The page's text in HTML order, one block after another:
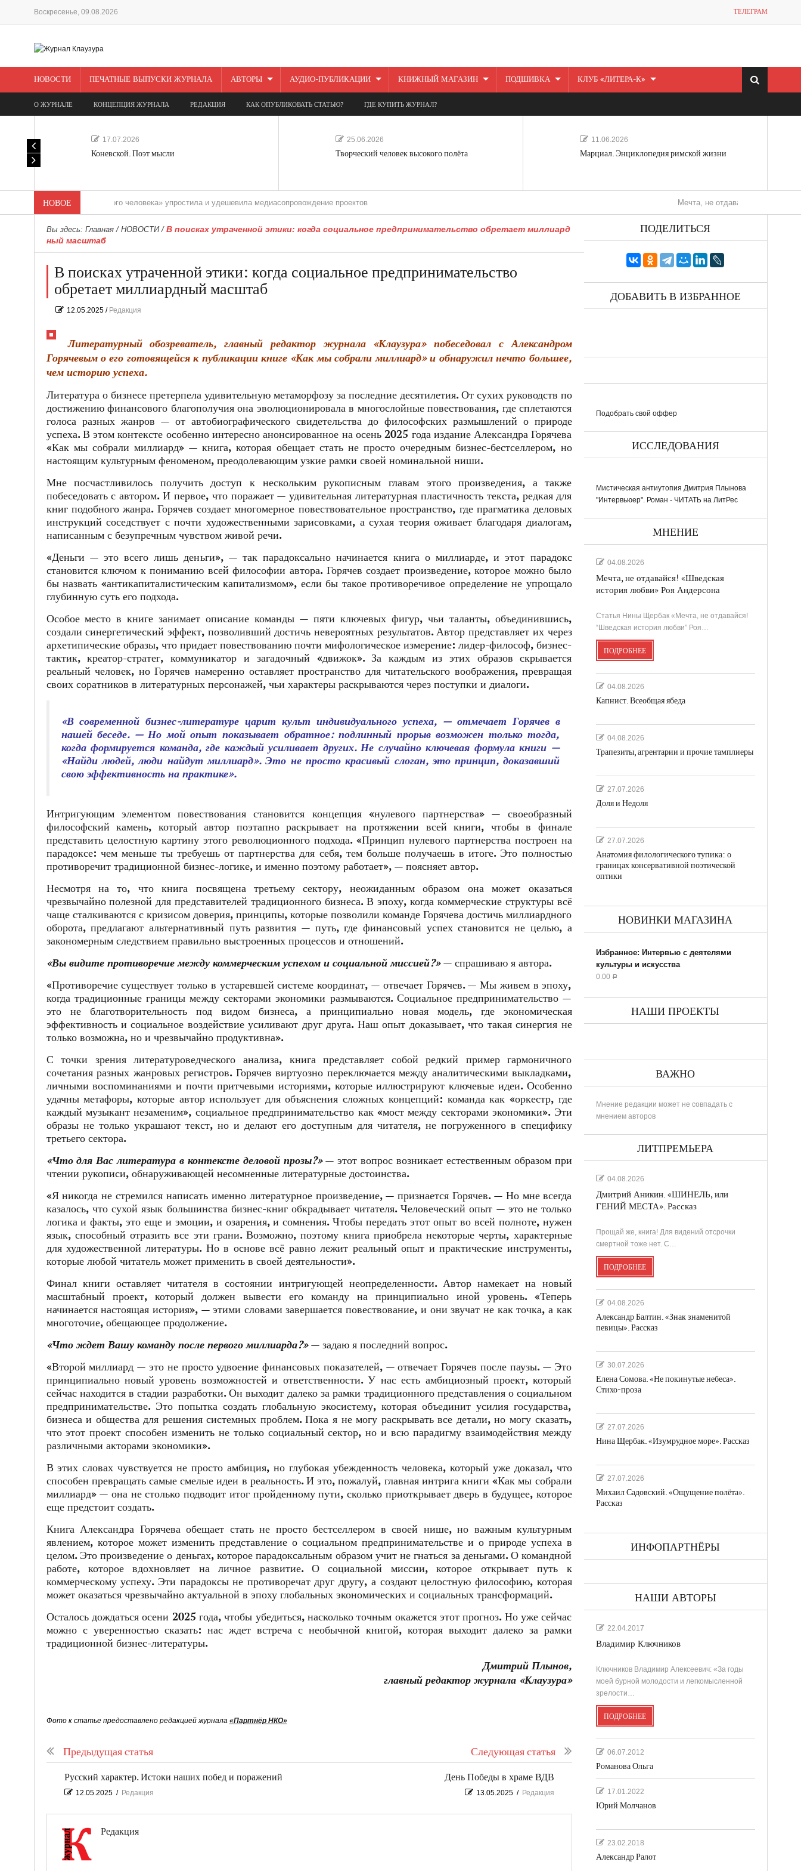
Воскресенье, 09.08.2026 ТЕЛЕГРАМ
НОВОСТИ ПЕЧАТНЫЕ ВЫПУСКИ ЖУРНАЛА АВТОРЫ АУДИО-ПУБЛИКАЦИИ КНИЖНЫЙ МАГАЗИН ПОДШИВКА КЛУБ «ЛИТЕРА-К»
О ЖУРНАЛЕ КОНЦЕПЦИЯ ЖУРНАЛА РЕДАКЦИЯ КАК ОПУБЛИКОВАТЬ СТАТЬЮ? ГДЕ КУПИТЬ ЖУРНАЛ?
17.07.2026
Коневской. Поэт мысли
25.06.2026
Творческий человек высокого полёта
11.06.2026
Марциал. Энциклопедия римской жизни
НОВОЕ
«Редакция одного человека» упростила и удешевила медиасопровождение проектов Мечта, не отдавайся! «Шведская история
Вы здесь: Главная/ НОВОСТИ/ В поисках утраченной этики: когда социальное предпринимательство обретает миллиард
ный масштаб
В поисках утраченной этики: когда социальное предпринимательство
обретает миллиардный масштаб
12.05.2025/ Редакция
Литературный обозреватель, главный редактор журнала «Клаузура» побеседовал с Александром
Горячевым о его готовящейся к публикации книге «Как мы собрали миллиард» и обнаружил нечто большее,
чем историю успеха.
Литература о бизнесе претерпела удивительную метаморфозу за последние десятилетия. От сухих руководств по
достижению финансового благополучия она эволюционировала в многослойные повествования, где сплетаются
голоса разных жанров — от автобиографического свидетельства до философских размышлений о природе
успеха. В этом контексте особенно интересно анонсированное на осень 2025 года издание Александра Горячева
«Как мы собрали миллиард» — книга, которая обещает стать не просто очередным бизнес-бестселлером, но
настоящим культурным феноменом, преодолевающим узкие рамки своей номинальной ниши.
Мне посчастливилось получить доступ к нескольким рукописным главам этого произведения, а также
побеседовать с автором. И первое, что поражает — удивительная литературная пластичность текста, редкая для
книг подобного жанра. Горячев создает многомерное повествовательное пространство, где прагматика деловых
инструкций соседствует с почти художественными зарисовками, а сухая теория оживает благодаря диалогам,
написанным с безупречным чувством живой речи.
«Деньги — это всего лишь деньги», — так парадоксально начинается книга о миллиарде, и этот парадокс
становится ключом к пониманию всей философии автора. Горячев создает произведение, которое можно было
бы назвать «антикапиталистическим капитализмом», если бы такое противоречивое определение не упрощало
глубинную суть его подхода.
Особое место в книге занимает описание команды — пяти ключевых фигур, чьи таланты, объединившись,
создали синергетический эффект, позволивший достичь невероятных результатов. Автор представляет их через
архетипические образы, что придает повествованию почти мифологическое измерение: лидер-философ, бизнес-
тактик, креатор-стратег, коммуникатор и загадочный «движок». За каждым из этих образов скрывается
реальный человек, но Горячев намеренно оставляет пространство для читательского воображения, превращая
своих соратников в литературных персонажей, чьи характеры раскрываются через поступки и диалоги.
«В современной бизнес-литературе царит культ индивидуального успеха, — отмечает Горячев в
нашей беседе. — Но мой опыт показывает обратное: подлинный прорыв возможен только тогда,
когда формируется команда, где каждый усиливает других. Не случайно ключевая формула книги —
«Найди людей, люди найдут миллиард». Это не просто красивый слоган, это принцип, доказавший
свою эффективность на практике».
Интригующим элементом повествования становится концепция «нулевого партнерства» — своеобразный
философский камень, который автор поэтапно раскрывает на протяжении всей книги, чтобы в финале
представить целостную картину этого революционного подхода. «Принцип нулевого партнерства построен на
парадоксе: чем меньше ты требуешь от партнерства для себя, тем больше получаешь в итоге. Это полностью
противоречит традиционной бизнес-логике, и именно поэтому работает», — поясняет автор.
Несмотря на то, что книга посвящена третьему сектору, неожиданным образом она может оказаться
чрезвычайно полезной для представителей традиционного бизнеса. В эпоху, когда коммерческие структуры всё
чаще сталкиваются с кризисом доверия, принципы, которые позволили команде Горячева достичь миллиардного
оборота, предлагают альтернативный путь развития — путь, где финансовый успех становится не целью, а
закономерным следствием правильно выстроенных процессов и отношений.
«Вы видите противоречие между коммерческим успехом и социальной миссией?»— спрашиваю я автора.
«Противоречие существует только в устаревшей системе координат, — отвечает Горячев. — Мы живем в эпоху,
когда традиционные границы между секторами экономики размываются. Социальное предпринимательство —
это не благотворительность под видом бизнеса, а принципиально новая модель, где экономическая
эффективность и социальное воздействие усиливают друг друга. Наш опыт доказывает, что такая синергия не
только возможна, но и чрезвычайно продуктивна».
С точки зрения литературоведческого анализа, книга представляет собой редкий пример гармоничного
сочетания разных жанровых регистров. Горячев виртуозно переключается между аналитическими выкладками,
личными воспоминаниями и почти притчевыми историями, которые иллюстрируют ключевые идеи. Особенно
удачны метафоры, которые автор использует для объяснения сложных концепций: команда как «оркестр, где
каждый музыкант незаменим», социальное предпринимательство как «мост между секторами экономики». Эти
образы не только украшают текст, но и делают его доступным для читателя, не погруженного в специфику
третьего сектора.
«Что для Вас литература в контексте деловой прозы?»— этот вопрос возникает естественным образом при
чтении рукописи, обнаруживающей несомненные литературные достоинства.
«Я никогда не стремился написать именно литературное произведение, — признается Горячев. — Но мне всегда
казалось, что сухой язык большинства бизнес-книг обкрадывает читателя. Человеческий опыт — это не только
логика и факты, это еще и эмоции, и озарения, и сомнения. Чтобы передать этот опыт во всей полноте, нужен
язык, способный отразить все эти грани. Возможно, поэтому книга приобрела некоторые черты, характерные
для художественной литературы. Но в основе всё равно лежит реальный опыт и практические инструменты,
которые любой читатель может применить в своей деятельности».
Финал книги оставляет читателя в состоянии интригующей неопределенности. Автор намекает на новый
масштабный проект, который должен вывести его команду на принципиально иной уровень. «Теперь
начинается настоящая история», — этими словами завершается повествование, и они звучат не как точка, а как
многоточие, обещающее продолжение.
«Что ждет Вашу команду после первого миллиарда?»— задаю я последний вопрос.
«Второй миллиард — это не просто удвоение финансовых показателей, — отвечает Горячев после паузы. — Это
принципиально новый уровень возможностей и ответственности. У нас есть амбициозный проект, который
сейчас находится в стадии разработки. Он выходит далеко за рамки традиционного представления о социальном
предпринимательстве. Это попытка создать глобальную экосистему, которая объединит усилия государства,
бизнеса и общества для решения системных проблем. Пока я не могу раскрывать все детали, но могу сказать,
что этот проект способен изменить не только социальный сектор, но и всю парадигму взаимодействия между
различными акторами экономики».
В этих словах чувствуется не просто амбиция, но глубокая убежденность человека, который уже доказал, что
способен превращать самые смелые идеи в реальность. И это, пожалуй, главная интрига книги «Как мы собрали
миллиард» — она не столько подводит итог пройденному пути, сколько приоткрывает дверь в будущее, которое
еще предстоит создать.
Книга Александра Горячева обещает стать не просто бестселлером в своей нише, но важным культурным
явлением, которое может изменить представление о социальном предпринимательстве и о природе успеха в
целом. Это произведение о деньгах, которое парадоксальным образом учит не гнаться за деньгами. О командной
работе, которое вдохновляет на личное развитие. О социальной миссии, которое открывает путь к
коммерческому успеху. Эти парадоксы не противоречат друг другу, а создают целостную философию, которая
может оказаться чрезвычайно актуальной в эпоху глобальных экономических и социальных трансформаций.
Осталось дождаться осени 2025 года, чтобы убедиться, насколько точным окажется этот прогноз. Но уже сейчас
можно с уверенностью сказать: нас ждет встреча с необычной книгой, которая выходит далеко за рамки
традиционной бизнес-литературы.
Дмитрий Плынов,
главный редактор журнала «Клаузура»
Фото к статье предоставлено редакцией журнала «Партнёр НКО»
Предыдущая статья Следующая статья
Русский характер. Истоки наших побед и поражений
12.05.2025 / Редакция
День Победы в храме ВДВ
13.05.2025 / Редакция
Редакция
ПОДЕЛИТЬСЯ
ДОБАВИТЬ В ИЗБРАННОЕ
Подобрать свой оффер
ИССЛЕДОВАНИЯ
Мистическая антиутопия Дмитрия Плынова
"Интервьюер". Роман - ЧИТАТЬ на ЛитРес
МНЕНИЕ
04.08.2026
Мечта, не отдавайся! «Шведская
история любви» Роя Андерсона
Статья Нины Щербак «Мечта, не отдавайся!
“Шведская история любви” Роя…
ПОДРОБНЕЕ
04.08.2026
Капнист. Всеобщая ябеда
04.08.2026
Трапезиты, агрентарии и прочие тамплиеры
27.07.2026
Доля и Недоля
27.07.2026
Анатомия филологического тупика: о
границах консервативной поэтической
оптики
НОВИНКИ МАГАЗИНА
Избранное: Интервью с деятелями
культуры и искусства
0.00 Р
НАШИ ПРОЕКТЫ
ВАЖНО
Мнение редакции может не совпадать с
мнением авторов
ЛИТПРЕМЬЕРА
04.08.2026
Дмитрий Аникин. «ШИНЕЛЬ, или
ГЕНИЙ МЕСТА». Рассказ
Прощай же, книга! Для видений отсрочки
смертной тоже нет. С…
ПОДРОБНЕЕ
04.08.2026
Александр Балтин. «Знак знаменитой
певицы». Рассказ
30.07.2026
Елена Сомова. «Не покинутые небеса».
Стихо-проза
27.07.2026
Нина Щербак. «Изумрудное море». Рассказ
27.07.2026
Михаил Садовский. «Ощущение полёта».
Рассказ
ИНФОПАРТНЁРЫ
НАШИ АВТОРЫ
22.04.2017
Владимир Ключников
Ключников Владимир Алексеевич: «За годы
моей бурной молодости и легкомысленной
зрелости…
ПОДРОБНЕЕ
06.07.2012
Романова Ольга
17.01.2022
Юрий Молчанов
23.02.2018
Александр Ралот